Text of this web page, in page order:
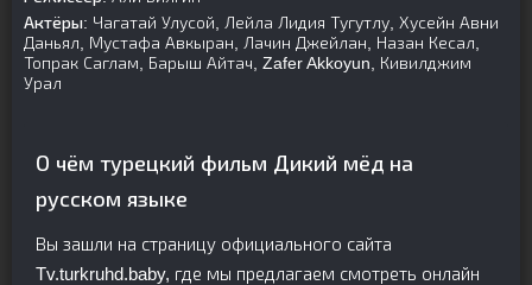
Актёры: Чагатай Улусой, Лейла Лидия Тугутлу, Хусейн Авни
Даньял, Мустафа Авкыран, Лачин Джейлан, Назан Кесал,
Топрак Саглам, Барыш Айтач, Zafer Akkoyun, Кивилджим
Урал
О чём турецкий фильм Дикий мёд на
русском языке
Вы зашли на страницу официального сайта
Tv.turkruhd.baby, где мы предлагаем смотреть онлайн